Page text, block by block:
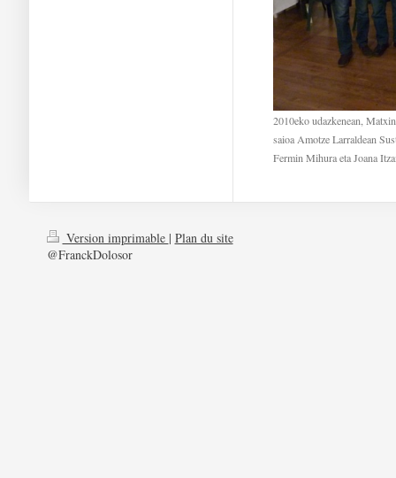
2010eko udazkenean,
saioa Amotze Larraldean
Fermin Mihura eta Joana
Version imprimable | Plan du site
@FranckDolosor